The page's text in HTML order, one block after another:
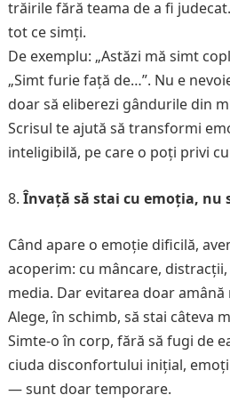
trăirile fără teama de a fi
tot ce simți.
De exemplu: „Astăzi mă simt
„Simt furie față de…”. Nu e
doar să eliberezi gândurile din
Scrisul te ajută să transformi
inteligibilă, pe care o poți privi
Învață să stai cu emoția, nu
Când apare o emoție dificilă,
acoperim: cu mâncare,
media. Dar evitarea doar
Alege, în schimb, să stai câteva
Simte-o în corp, fără să fugi de
ciuda disconfortului inițial,
— sunt doar temporare.